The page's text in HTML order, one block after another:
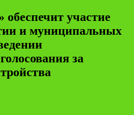
обеспечит участие
и муниципальных
за